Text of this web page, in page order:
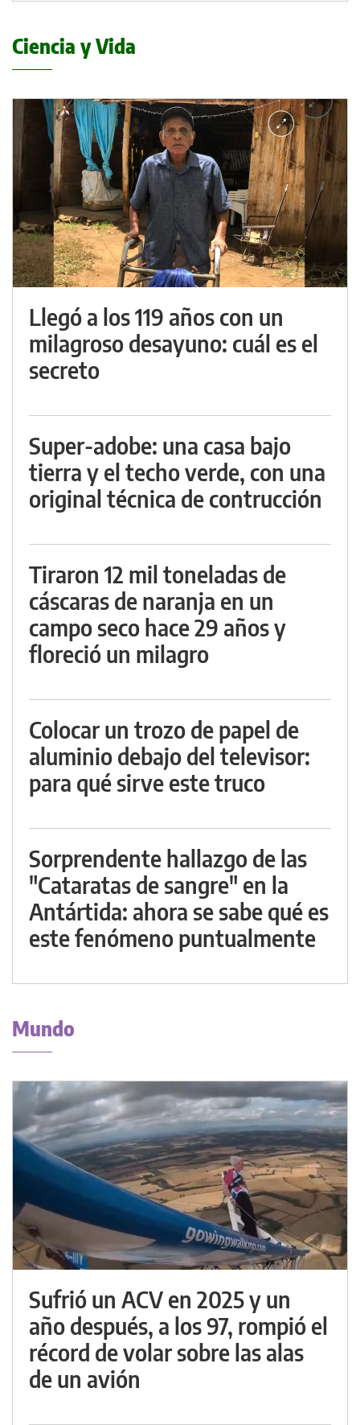
Ciencia y Vida
Llegó a los 119 años con un
milagroso desayuno: cuál es el
secreto
Super-adobe: una casa bajo
tierra y el techo verde, con una
original técnica de contrucción
Tiraron 12 mil toneladas de
cáscaras de naranja en un
campo seco hace 29 años y
floreció un milagro
Colocar un trozo de papel de
aluminio debajo del televisor:
para qué sirve este truco
Sorprendente hallazgo de las
"Cataratas de sangre" en la
Antártida: ahora se sabe qué es
este fenómeno puntualmente
Mundo
Sufrió un ACV en 2025 y un
año después, a los 97, rompió el
récord de volar sobre las alas
de un avión